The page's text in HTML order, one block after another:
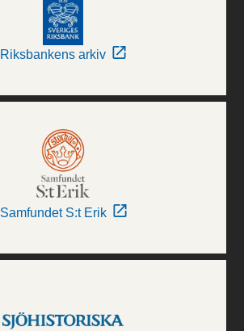
Riksbankens arkiv
Samfundet S:t Erik